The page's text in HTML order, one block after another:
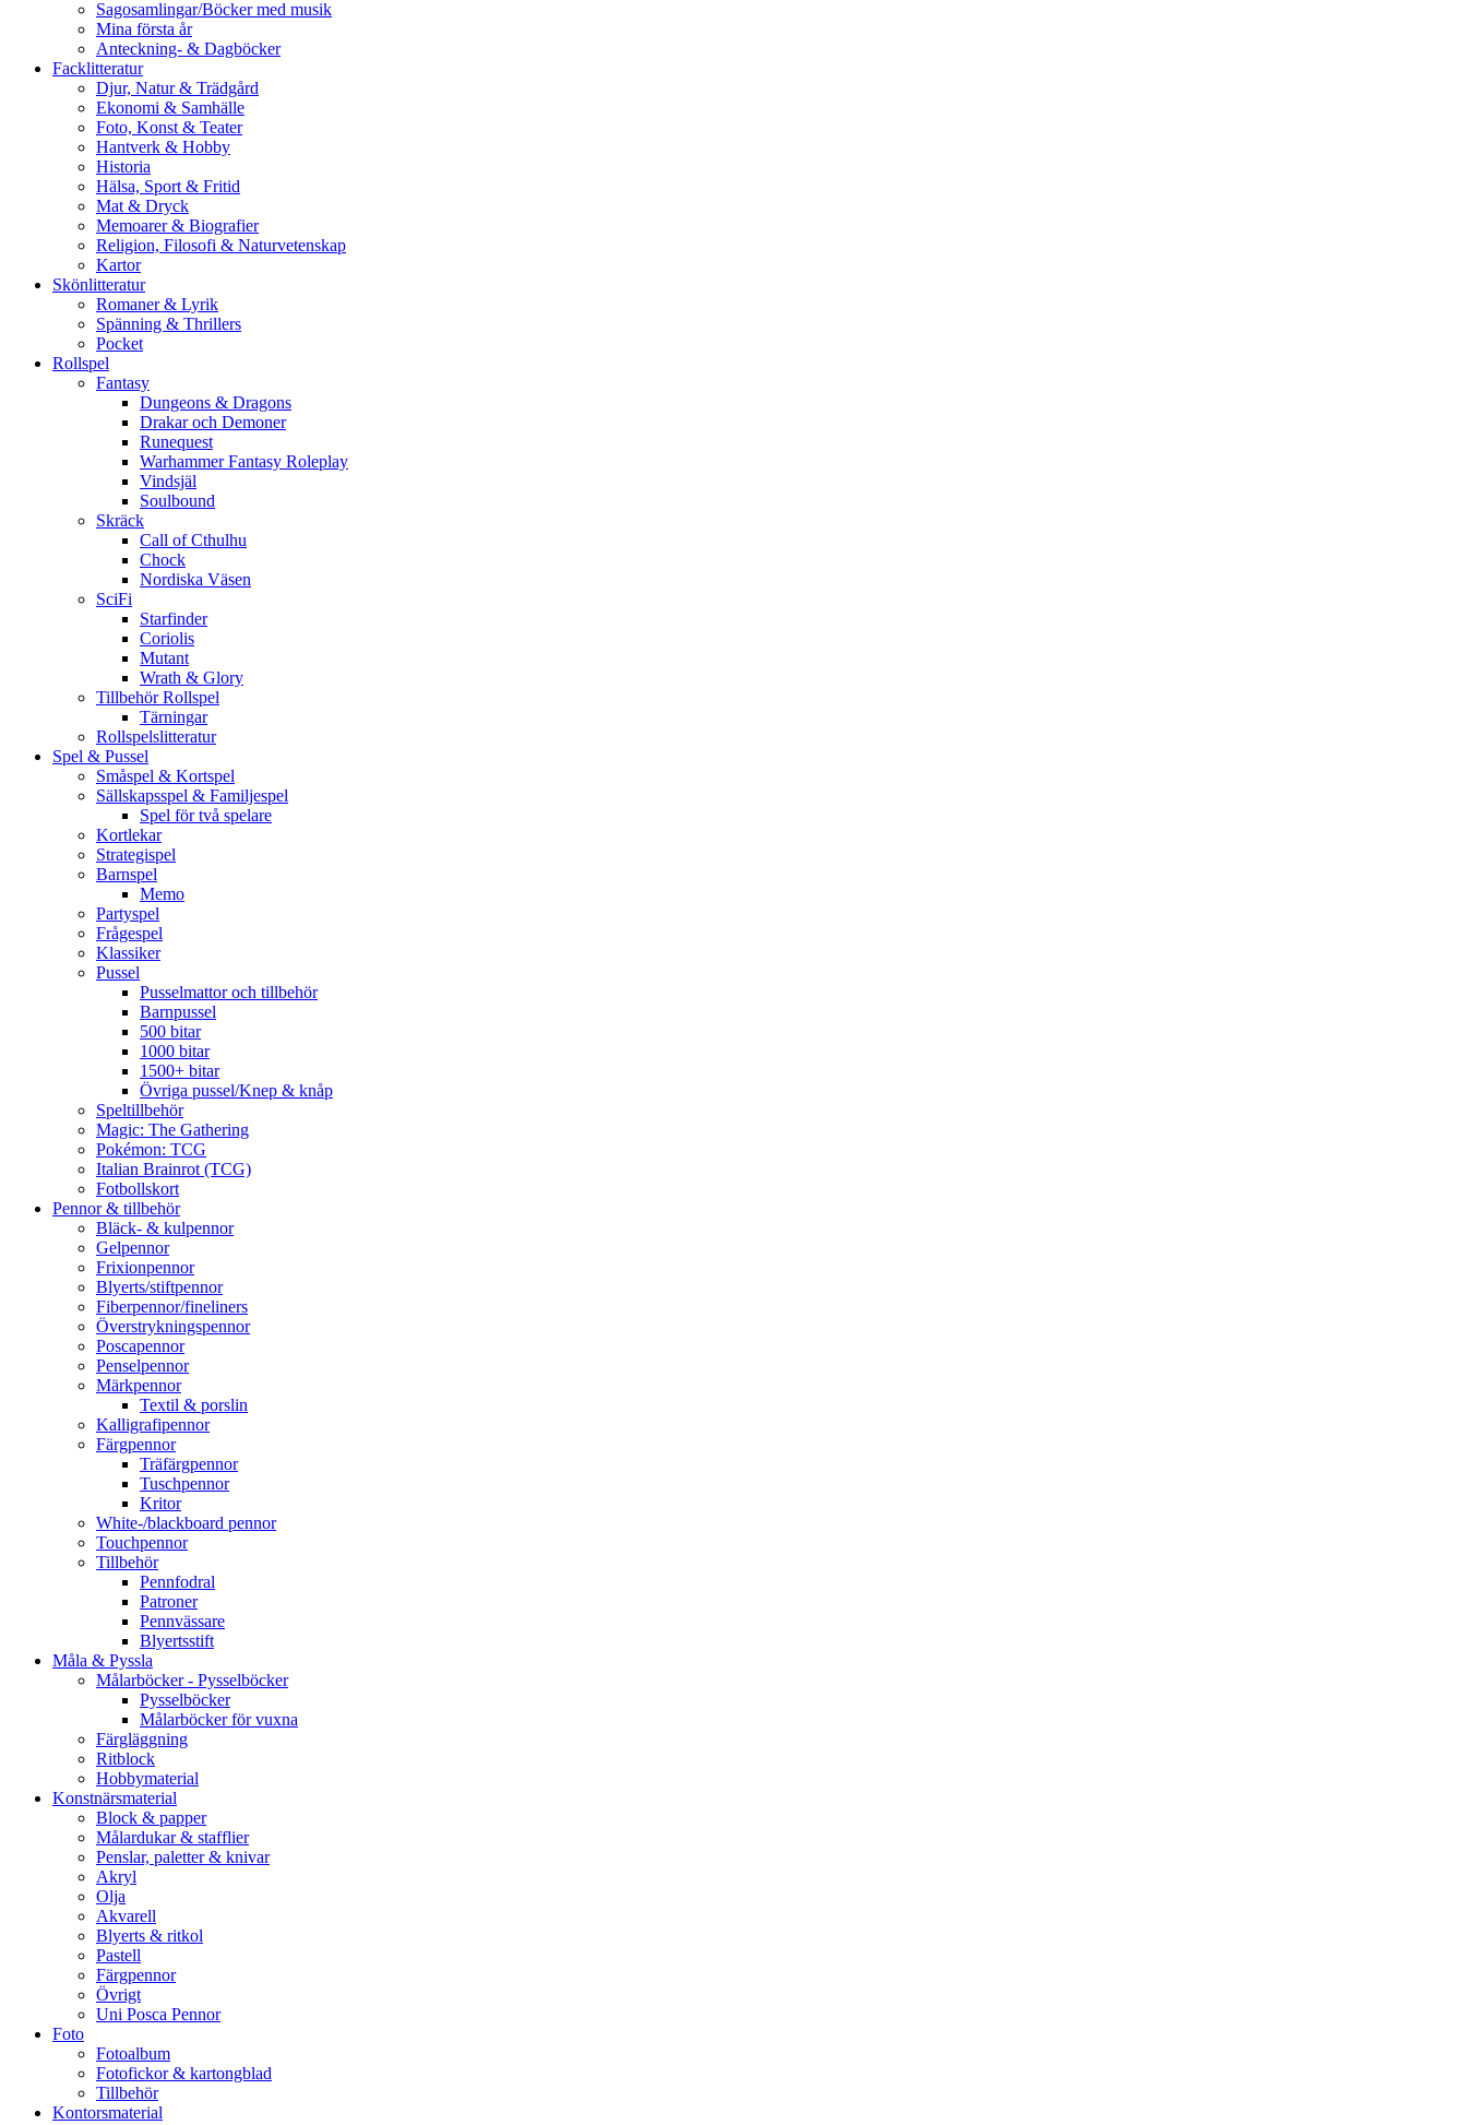
Sagosamlingar/Böcker med musik
Mina första år
Anteckning- & Dagböcker
Facklitteratur
Djur, Natur & Trädgård
Ekonomi & Samhälle
Foto, Konst & Teater
Hantverk & Hobby
Historia
Hälsa, Sport & Fritid
Mat & Dryck
Memoarer & Biografier
Religion, Filosofi & Naturvetenskap
Kartor
Skönlitteratur
Romaner & Lyrik
Spänning & Thrillers
Pocket
Rollspel
Fantasy
Dungeons & Dragons
Drakar och Demoner
Runequest
Warhammer Fantasy Roleplay
Vindsjäl
Soulbound
Skräck
Call of Cthulhu
Chock
Nordiska Väsen
SciFi
Starfinder
Coriolis
Mutant
Wrath & Glory
Tillbehör Rollspel
Tärningar
Rollspelslitteratur
Spel & Pussel
Småspel & Kortspel
Sällskapsspel & Familjespel
Spel för två spelare
Kortlekar
Strategispel
Barnspel
Memo
Partyspel
Frågespel
Klassiker
Pussel
Pusselmattor och tillbehör
Barnpussel
500 bitar
1000 bitar
1500+ bitar
Övriga pussel/Knep & knåp
Speltillbehör
Magic: The Gathering
Pokémon: TCG
Italian Brainrot (TCG)
Fotbollskort
Pennor & tillbehör
Bläck- & kulpennor
Gelpennor
Frixionpennor
Blyerts/stiftpennor
Fiberpennor/fineliners
Överstrykningspennor
Poscapennor
Penselpennor
Märkpennor
Textil & porslin
Kalligrafipennor
Färgpennor
Träfärgpennor
Tuschpennor
Kritor
White-/blackboard pennor
Touchpennor
Tillbehör
Pennfodral
Patroner
Pennvässare
Blyertsstift
Måla & Pyssla
Målarböcker - Pysselböcker
Pysselböcker
Målarböcker för vuxna
Färgläggning
Ritblock
Hobbymaterial
Konstnärsmaterial
Block & papper
Målardukar & stafflier
Penslar, paletter & knivar
Akryl
Olja
Akvarell
Blyerts & ritkol
Pastell
Färgpennor
Övrigt
Uni Posca Pennor
Foto
Fotoalbum
Fotofickor & kartongblad
Tillbehör
Kontorsmaterial